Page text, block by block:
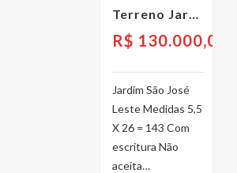
Terreno Jardim São José Leste
R$ 130.000,00
Jardim São José
Leste Medidas 5,5
X 26 = 143 Com
escritura Não
aceita…